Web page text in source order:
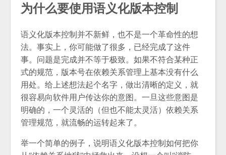
为什么要使用语义化版本控制
语义化版本控制并不新鲜，也不是一个革命性的想
法。事实上，你可能做了很多，已经完成了这件
事。问题是完成并不等于极致。如果不符合某种正
式的规范，版本号在依赖关系管理上基本没有什么
用处。给上述想法起个名字，做出清晰的定义，就
很容易向软件用户传达你的意图。一旦这些意图是
明确的，一个灵活的（但也不能太灵活）依赖关系
管理规范，就流畅的运转起来了。
举一个简单的例子，说明语义化版本控制如何把你